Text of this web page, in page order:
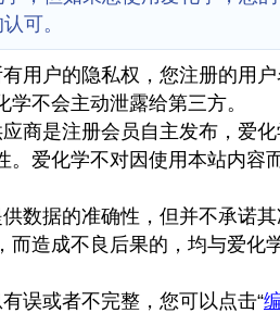
可。
用户的隐私权，您注册的用
不会主动泄露给第三方。
商是注册会员自主发布，爱
。爱化学不对因使用本站内容
数据的准确性，但并不承诺
而造成不良后果的，均与爱化
误或者不完整，您可以点击“